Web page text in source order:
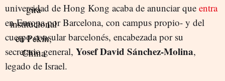
universidad de Hong Kong acaba de anunciar que entra
en Europa por Barcelona, con campus propio- y del
cuerpo consular barcelonés, encabezada por su
secretario general, Yosef David Sánchez-Molina,
legado de Israel.